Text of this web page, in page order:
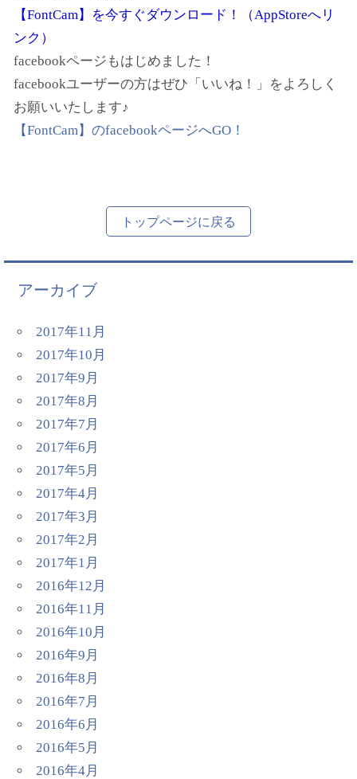
【FontCam】を今すぐダウンロード！（AppStoreへリ
ンク）
facebookページもはじめました！
facebookユーザーの方はぜひ「いいね！」をよろしく
お願いいたします♪
【FontCam】のfacebookページへGO！
トップページに戻る
アーカイブ
2017年11月
2017年10月
2017年9月
2017年8月
2017年7月
2017年6月
2017年5月
2017年4月
2017年3月
2017年2月
2017年1月
2016年12月
2016年11月
2016年10月
2016年9月
2016年8月
2016年7月
2016年6月
2016年5月
2016年4月